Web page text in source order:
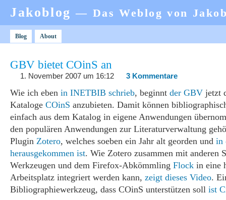
Jakoblog— Das Weblog von
Blog About
GBV bietet COinS an
1. November 2007 um 16:12 3 Kommentare
Wie ich eben in INETBIB schrieb, beginnt der GBV jetzt
Kataloge COinS anzubieten. Damit können
einfach aus dem Katalog in eigene Anwendungen
den populären Anwendungen zur Literaturverwaltung
Plugin Zotero, welches soeben ein Jahr alt georden und in
herausgekommen ist. Wie Zotero zusammen mit anderen
Werkzeugen und dem Firefox-Abkömmling Flock in eine
Arbeitsplatz integriert werden kann, zeigt dieses Video.
Bibliographiewerkzeug, dass COinS unterstützen soll ist